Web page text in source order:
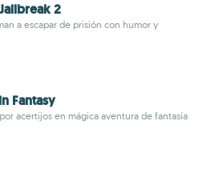
2
a escapar de prisión con humor y
Fantasy
acertijos en mágica aventura de fantasía